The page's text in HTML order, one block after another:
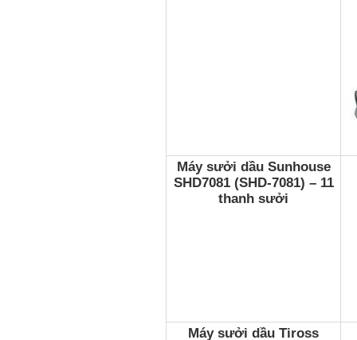
Máy sưởi dầu Sunhouse
SHD7081 (SHD-7081) – 11
thanh sưởi
Máy sưởi dầu Tiross